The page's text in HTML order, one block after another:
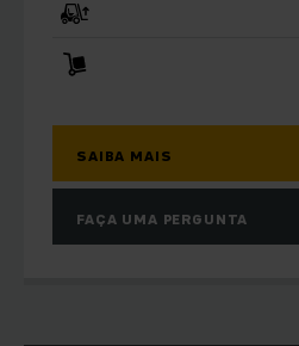
SAIBA MAIS
FAÇA UMA PERGUNTA